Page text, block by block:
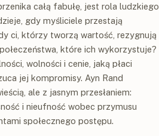
całą fabułę, jest rola ludzkiego
gdy myśliciele przestają
ci, którzy tworzą wartość, rezygnują
które ich wykorzystuje?
wolności i cenie, jaką płaci
jej kompromisy. Ayn Rand
ale z jasnym przesłaniem:
i nieufność wobec przymusu
społecznego postępu.